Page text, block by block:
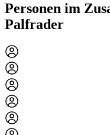
Personen im
Palfrader